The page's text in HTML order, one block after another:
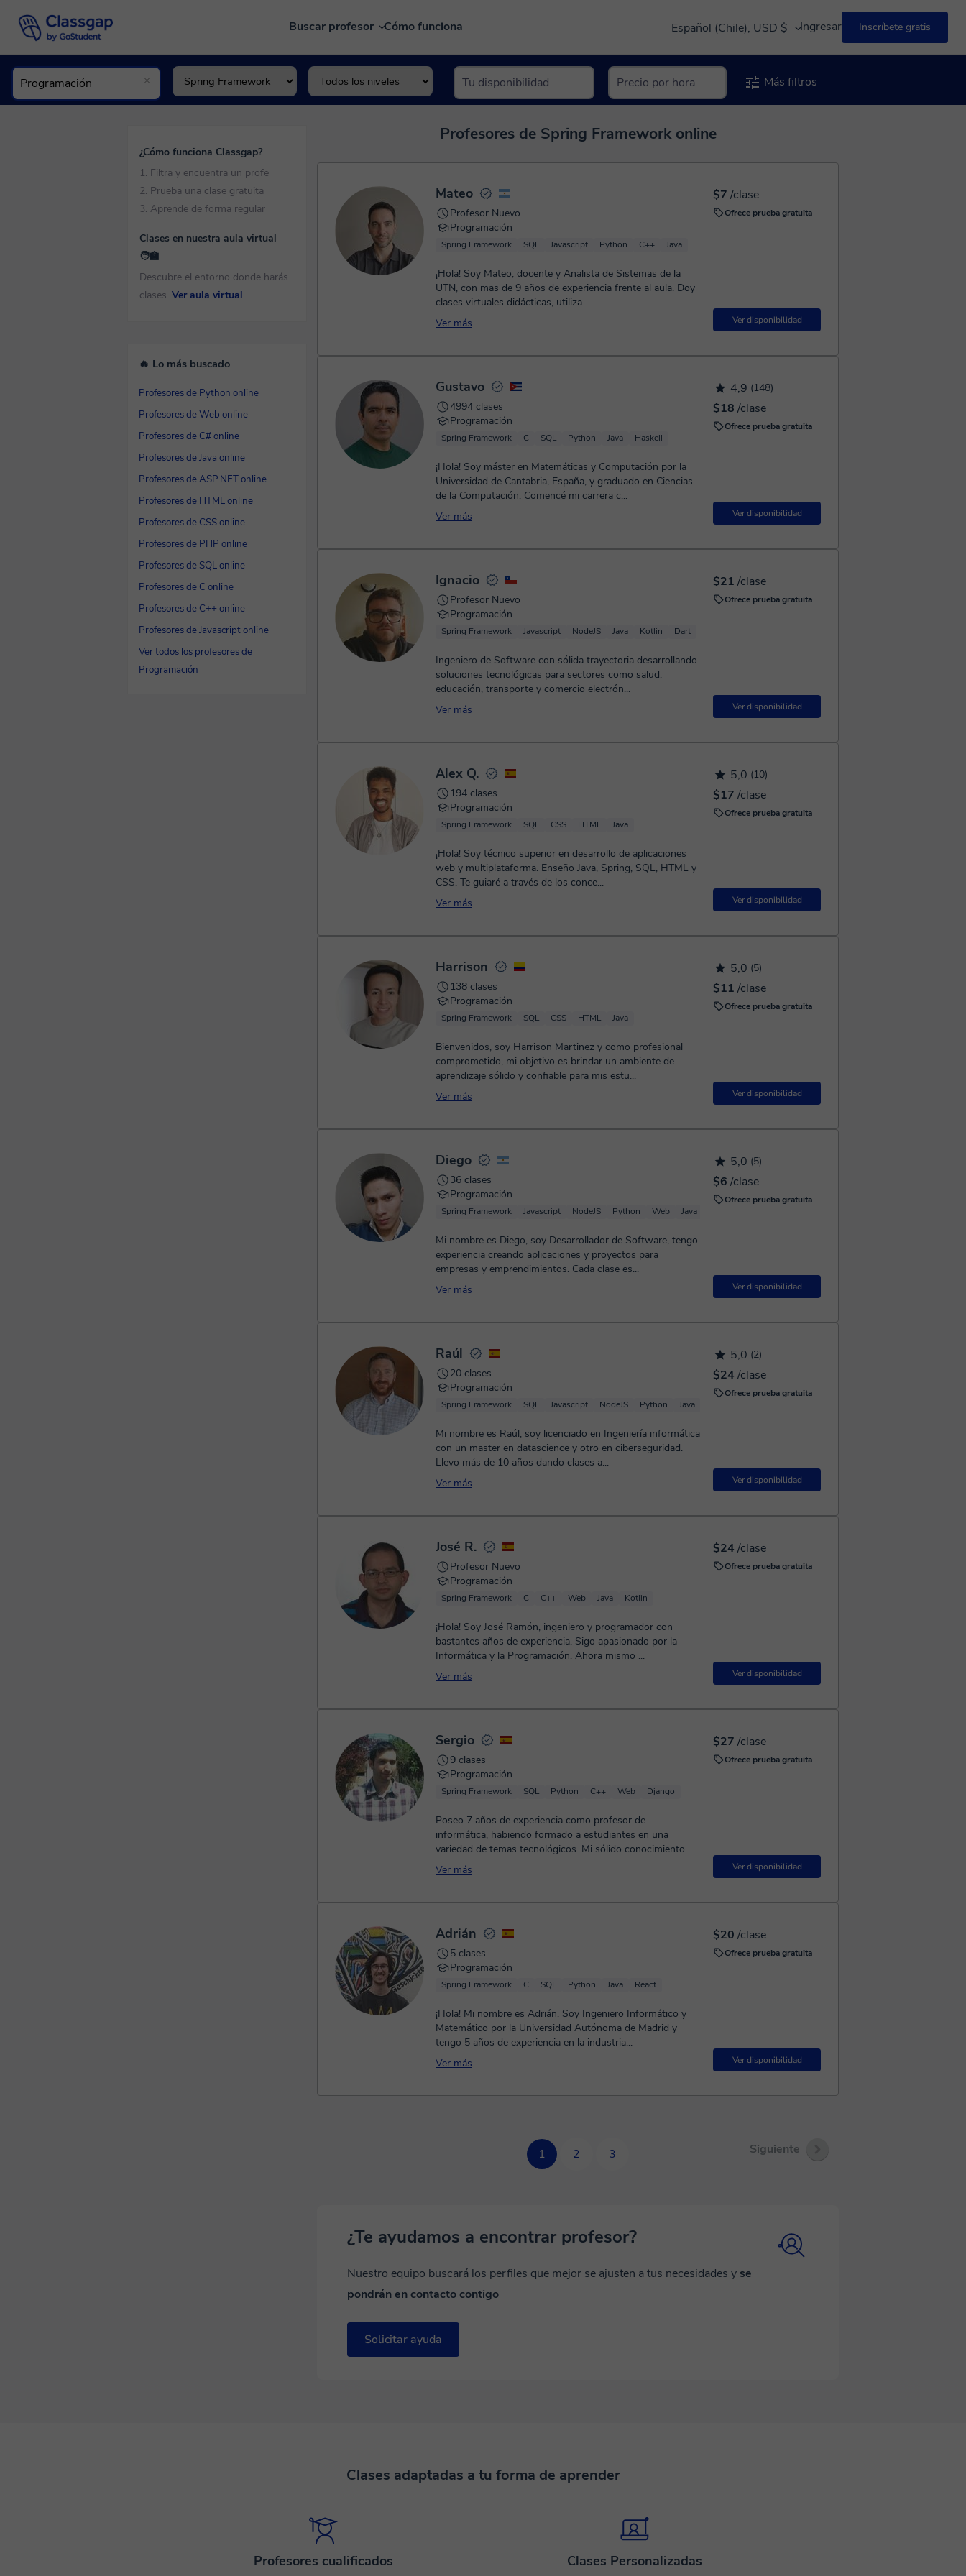
Buscar profesor Cómo funciona Español (Chile), USD $ Ingresar Inscríbete gratis
Más filtros
Profesores de Spring Framework online
$7 /clase
Ofrece prueba gratuita
Ver disponibilidad
Mateo
Profesor Nuevo
Programación
Spring Framework SQL Javascript Python C++ Java
¡Hola! Soy Mateo, docente y Analista de Sistemas de la
UTN, con mas de 9 años de experiencia frente al aula. Doy
clases virtuales didácticas, utiliza...
Ver más
4,9 (148)
$18 /clase
Ofrece prueba gratuita
Ver disponibilidad
Gustavo
4994 clases
Programación
Spring Framework C SQL Python Java Haskell
¡Hola! Soy máster en Matemáticas y Computación por la
Universidad de Cantabria, España, y graduado en Ciencias
de la Computación. Comencé mi carrera c...
Ver más
$21 /clase
Ofrece prueba gratuita
Ver disponibilidad
Ignacio
Profesor Nuevo
Programación
Spring Framework Javascript NodeJS Java Kotlin Dart
Ingeniero de Software con sólida trayectoria desarrollando
soluciones tecnológicas para sectores como salud,
educación, transporte y comercio electrón...
Ver más
5,0 (10)
$17 /clase
Ofrece prueba gratuita
Ver disponibilidad
Alex Q.
194 clases
Programación
Spring Framework SQL CSS HTML Java
¡Hola! Soy técnico superior en desarrollo de aplicaciones
web y multiplataforma. Enseño Java, Spring, SQL, HTML y
CSS. Te guiaré a través de los conce...
Ver más
5,0 (5)
$11 /clase
Ofrece prueba gratuita
Ver disponibilidad
Harrison
138 clases
Programación
Spring Framework SQL CSS HTML Java
Bienvenidos, soy Harrison Martinez y como profesional
comprometido, mi objetivo es brindar un ambiente de
aprendizaje sólido y confiable para mis estu...
Ver más
5,0 (5)
$6 /clase
Ofrece prueba gratuita
Ver disponibilidad
Diego
36 clases
Programación
Spring Framework Javascript NodeJS Python Web Java
Mi nombre es Diego, soy Desarrollador de Software, tengo
experiencia creando aplicaciones y proyectos para
empresas y emprendimientos. Cada clase es...
Ver más
5,0 (2)
$24 /clase
Ofrece prueba gratuita
Ver disponibilidad
Raúl
20 clases
Programación
Spring Framework SQL Javascript NodeJS Python Java
Mi nombre es Raúl, soy licenciado en Ingeniería informática
con un master en datascience y otro en ciberseguridad.
Llevo más de 10 años dando clases a...
Ver más
$24 /clase
Ofrece prueba gratuita
Ver disponibilidad
José R.
Profesor Nuevo
Programación
Spring Framework C C++ Web Java Kotlin
¡Hola! Soy José Ramón, ingeniero y programador con
bastantes años de experiencia. Sigo apasionado por la
Informática y la Programación. Ahora mismo ...
Ver más
$27 /clase
Ofrece prueba gratuita
Ver disponibilidad
Sergio
9 clases
Programación
Spring Framework SQL Python C++ Web Django
Poseo 7 años de experiencia como profesor de
informática, habiendo formado a estudiantes en una
variedad de temas tecnológicos. Mi sólido conocimiento...
Ver más
$20 /clase
Ofrece prueba gratuita
Ver disponibilidad
Adrián
5 clases
Programación
Spring Framework C SQL Python Java React
¡Hola! Mi nombre es Adrián. Soy Ingeniero Informático y
Matemático por la Universidad Autónoma de Madrid y
tengo 5 años de experiencia en la industria...
Ver más
1 2 3 Siguiente
¿Te ayudamos a encontrar profesor?
Nuestro equipo buscará los perfiles que mejor se ajusten a tus necesidades y se
pondrán en contacto contigo
Solicitar ayuda
¿Cómo funciona Classgap?
1. Filtra y encuentra un profe
2. Prueba una clase gratuita
3. Aprende de forma regular
Clases en nuestra aula virtual
🧑‍🏫
Descubre el entorno donde harás
clases. Ver aula virtual
🔥 Lo más buscado
Profesores de Python online
Profesores de Web online
Profesores de C# online
Profesores de Java online
Profesores de ASP.NET online
Profesores de HTML online
Profesores de CSS online
Profesores de PHP online
Profesores de SQL online
Profesores de C online
Profesores de C++ online
Profesores de Javascript online
Ver todos los profesores de
Programación
Clases adaptadas a tu forma de aprender
Profesores cualificados Clases Personalizadas